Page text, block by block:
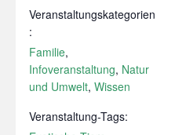
Veranstaltungskategorien
:
Familie,
Infoveranstaltung, Natur
und Umwelt, Wissen
Veranstaltung-Tags: